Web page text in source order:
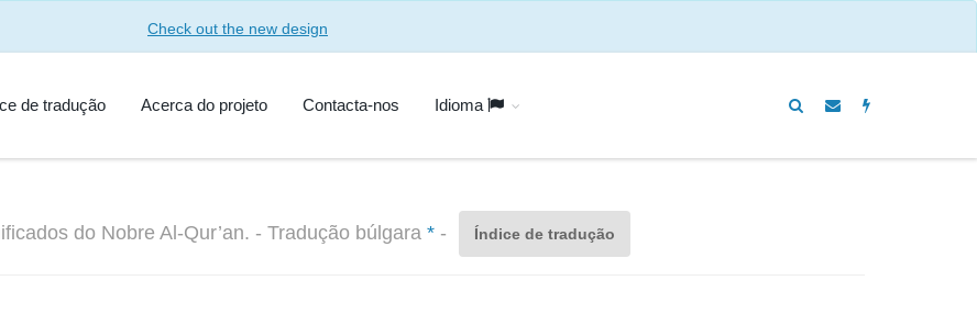
Check out the new design
de tradução Acerca do projeto Contacta-nos Idioma
do Nobre Al-Qur’an. - Tradução búlgara *- Índice de tradução